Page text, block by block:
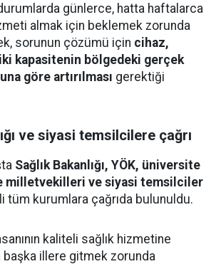
günlerce, hatta haftalarca
almak için beklemek zorunda
sorunun çözümü için cihaz,
kapasitenin bölgedeki gerçek
göre artırılması gerektiği
ve siyasi temsilcilere çağrı
Sağlık Bakanlığı, YÖK, üniversite
milletvekilleri ve siyasi temsilciler
tüm kurumlara çağrıda bulunuldu.
kaliteli sağlık hizmetine
illere gitmek zorunda